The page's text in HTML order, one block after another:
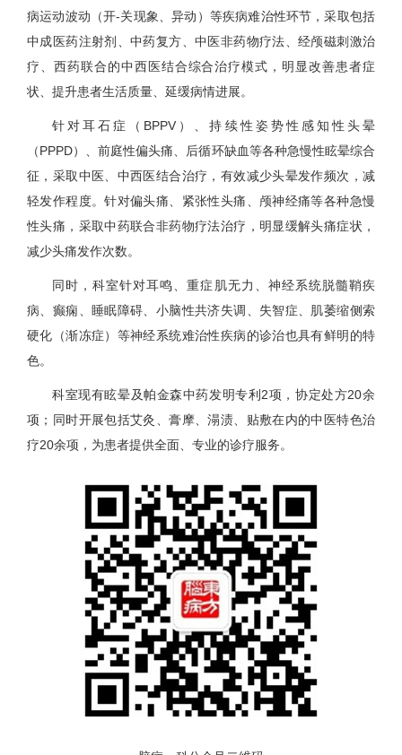
病运动波动（开-关现象、异动）等疾病难治性环节，采取包括
中成医药注射剂、中药复方、中医非药物疗法、经颅磁刺激治
疗、西药联合的中西医结合综合治疗模式，明显改善患者症
状、提升患者生活质量、延缓病情进展。
针对耳石症（BPPV）、持续性姿势性感知性头晕
（PPPD）、前庭性偏头痛、后循环缺血等各种急慢性眩晕综合
征，采取中医、中西医结合治疗，有效减少头晕发作频次，减
轻发作程度。针对偏头痛、紧张性头痛、颅神经痛等各种急慢
性头痛，采取中药联合非药物疗法治疗，明显缓解头痛症状，
减少头痛发作次数。
同时，科室针对耳鸣、重症肌无力、神经系统脱髓鞘疾
病、癫痫、睡眠障碍、小脑性共济失调、失智症、肌萎缩侧索
硬化（渐冻症）等神经系统难治性疾病的诊治也具有鲜明的特
色。
科室现有眩晕及帕金森中药发明专利2项，协定处方20余
项；同时开展包括艾灸、膏摩、溻渍、贴敷在内的中医特色治
疗20余项，为患者提供全面、专业的诊疗服务。